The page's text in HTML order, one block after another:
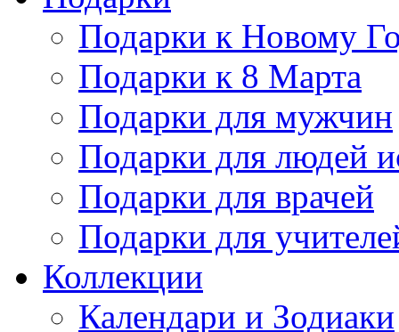
Подарки к Новому
Подарки к 8 Марта
Подарки для мужчин
Подарки для людей
Подарки для врачей
Подарки для
Коллекции
Календари и Зодиаки